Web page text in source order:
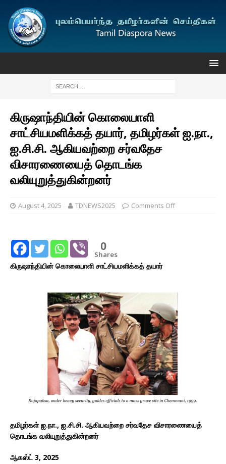
கிருஷாந்தியின் கொலையாளி
சாட்சியமளிக்கத் தயார், தமிழர்கள் ஐ.நா.,
ஐ.சி.சி. ஆகியவற்றை சர்வதேச
விசாரணையைத் தொடங்க
வலியுறுத்துகின்றனர்
August 4, 2025 TDNEWS2025 Comments Off
0
Shares
கிருஷாந்தியின் கொலையாளி சாட்சியமளிக்கத் தயார்
தமிழர்கள் ஐ.நா., ஐ.சி.சி. ஆகியவற்றை சர்வதேச விசாரணையைத்
தொடங்க வலியுறுத்துகின்றனர்
ஆகஸ்ட் 3, 2025